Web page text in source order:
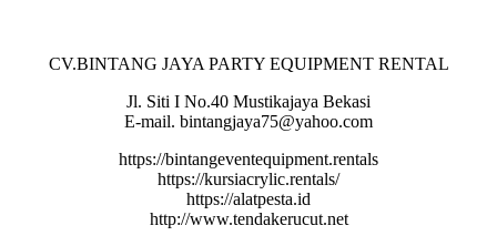
CV.BINTANG JAYA PARTY EQUIPMENT RENTAL
Jl. Siti I No.40 Mustikajaya Bekasi
E-mail. bintangjaya75@yahoo.com
https://bintangeventequipment.rentals
https://kursiacrylic.rentals/
https://alatpesta.id
http://www.tendakerucut.net